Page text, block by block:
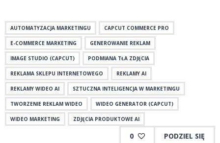
AUTOMATYZACJA MARKETINGU CAPCUT COMMERCE PRO
E-COMMERCE MARKETING GENEROWANIE REKLAM
IMAGE STUDIO (CAPCUT) PODMIANA TŁA ZDJĘCIA
REKLAMA SKLEPU INTERNETOWEGO REKLAMY AI
REKLAMY WIDEO AI SZTUCZNA INTELIGENCJA W MARKETINGU
TWORZENIE REKLAM WIDEO WIDEO GENERATOR (CAPCUT)
WIDEO MARKETING ZDJĘCIA PRODUKTOWE AI
0 PODZIEL SIĘ